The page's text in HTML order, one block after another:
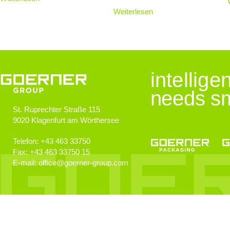
Weiterlesen
St. Ruprechter Straße 115
9020 Klagenfurt am Wörthersee
Telefon: +43 463 33750
Fax: +43 463 33750 15
E-mail: office@goerner-group.com
needs